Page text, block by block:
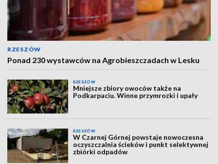
RZESZÓW
Ponad 230 wystawców na Agrobieszczadach w Lesku
RZESZÓW
Mniejsze zbiory owoców także na
Podkarpaciu. Winne przymrozki i upały
RZESZÓW
W Czarnej Górnej powstaje nowoczesna
oczyszczalnia ścieków i punkt selektywnej
zbiórki odpadów